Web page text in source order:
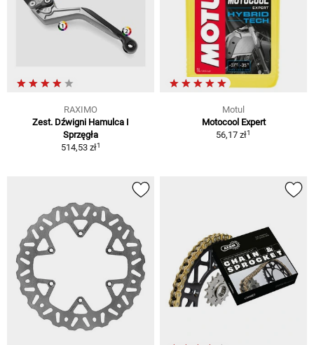
RAXIMO
Zest. Dźwigni Hamulca I
Sprzęgła
514,53 zł1
Motul
Motocool Expert
56,17 zł1